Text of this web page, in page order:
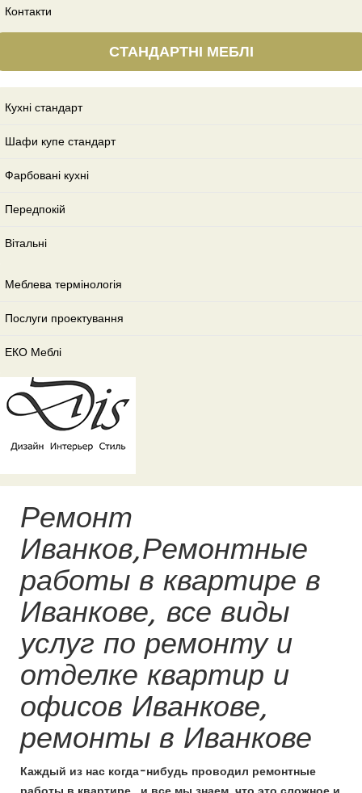
Контакти
СТАНДАРТНІ МЕБЛІ
Кухні стандарт
Шафи купе стандарт
Фарбовані кухні
Передпокій
Вітальні
Меблева термінологія
Послуги проектування
ЕКО Меблі
Ремонт
Иванков,Ремонтные
работы в квартире в
Иванкове, все виды
услуг по ремонту и
отделке квартир и
офисов Иванкове,
ремонты в Иванкове
Каждый из нас когда-нибудь проводил ремонтные